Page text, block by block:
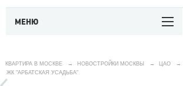
МЕНЮ
КВАРТИРА В МОСКВЕ → НОВОСТРОЙКИ МОСКВЫ → ЦАО →
ЖК "АРБАТСКАЯ УСАДЬБА"